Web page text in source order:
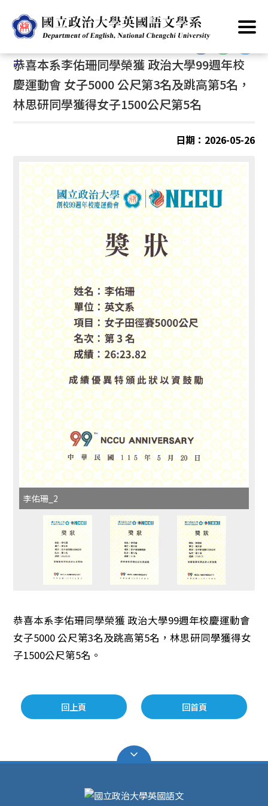
到
主
要
內
容
塊
首頁 公告資訊 最新消息 / 獎學金/獲獎
:::
恭喜本系李佑珊同學榮獲 政治大學99週年校
慶運動會 女子5000 公尺第3名及跳高第5名，
林思研同學獲得女子1500公尺第5名
日期：2026-05-26
李佑珊_2
恭喜本系李佑珊同學榮獲 政治大學99週年校慶運動會
女子5000 公尺第3名及跳高第5名，林思研同學獲得女
子1500公尺第5名。
回上頁 回首頁